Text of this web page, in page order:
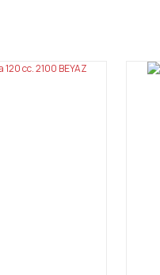
ve diğer konularda